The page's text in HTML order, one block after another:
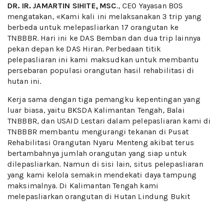
DR. IR. JAMARTIN SIHITE, MSC., CEO Yayasan BOS
mengatakan, «Kami kali ini melaksanakan 3 trip yang
berbeda untuk melepasliarkan 17 orangutan ke
TNBBBR. Hari ini ke DAS Bemban dan dua trip lainnya
pekan depan ke DAS Hiran. Perbedaan titik
pelepasliaran ini kami maksudkan untuk membantu
persebaran populasi orangutan hasil rehabilitasi di
hutan ini.
Kerja sama dengan tiga pemangku kepentingan yang
luar biasa, yaitu BKSDA Kalimantan Tengah, Balai
TNBBBR, dan USAID Lestari dalam pelepasliaran kami di
TNBBBR membantu mengurangi tekanan di Pusat
Rehabilitasi Orangutan Nyaru Menteng akibat terus
bertambahnya jumlah orangutan yang siap untuk
dilepasliarkan. Namun di sisi lain, situs pelepasliaran
yang kami kelola semakin mendekati daya tampung
maksimalnya. Di Kalimantan Tengah kami
melepasliarkan orangutan di Hutan Lindung Bukit